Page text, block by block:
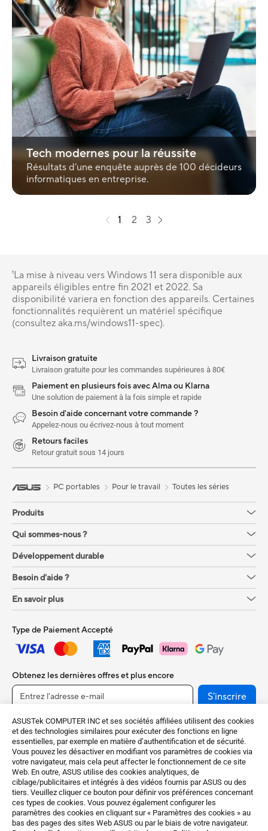
ASUSTek COMPUTER INC et ses sociétés affiliées utilisent des cookies
et des technologies similaires pour exécuter des fonctions en ligne
essentielles, par exemple en matière d’authentification et de sécurité.
Vous pouvez les désactiver en modifiant vos paramètres de cookies via
votre navigateur, mais cela peut affecter le fonctionnement de ce site
Web. En outre, ASUS utilise des cookies analytiques, de
ciblage/publicitaires et intégrés à des vidéos fournis par ASUS ou des
tiers. Veuillez cliquer ce bouton pour définir vos préférences concernant
ces types de cookies. Vous pouvez également configurer les
paramètres des cookies en cliquant sur « Paramètres des cookies » au
bas des pages des sites Web ASUS ou par le biais de votre navigateur.
Tech modernes pour la réussite
Résultats d’une enquête auprès de 100 décideurs
informatiques en entreprise.
1 2 3
¹La mise à niveau vers Windows 11 sera disponible aux
appareils éligibles entre fin 2021 et 2022. Sa
disponibilité variera en fonction des appareils. Certaines
fonctionnalités requièrent un matériel spécifique
(consultez aka.ms/windows11-spec).
Livraison gratuite
Livraison gratuite pour les commandes supérieures à 80€
Paiement en plusieurs fois avec Alma ou Klarna
Une solution de paiement à la fois simple et rapide
Besoin d'aide concernant votre commande ?
Appelez-nous ou écrivez-nous à tout moment
Retours faciles
Retour gratuit sous 14 jours
PC portables Pour le travail Toutes les séries
Produits
Qui sommes-nous ?
Développement durable
Besoin d'aide ?
En savoir plus
Type de Paiement Accepté
Obtenez les dernières offres et plus encore
S'inscrire
France / Français